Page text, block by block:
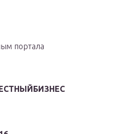
портала